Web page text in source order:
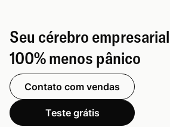
Seu cérebro
100% menos pânico
Contato com vendas
Teste grátis